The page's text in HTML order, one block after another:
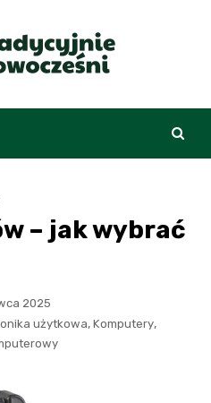
– jak wybrać
2025
użytkowa, Komputery,